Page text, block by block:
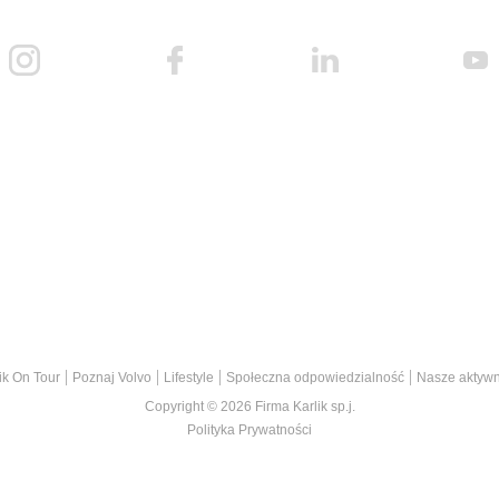
On Tour Poznaj Volvo Lifestyle Społeczna odpowiedzialność
Nasze
Copyright © 2026 Firma Karlik sp.j.
Polityka Prywatności